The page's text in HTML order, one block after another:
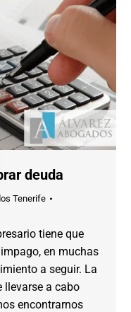
deuda
Tenerife
tiene que
en muchas
a seguir. La
llevarse a cabo
encontrarnos